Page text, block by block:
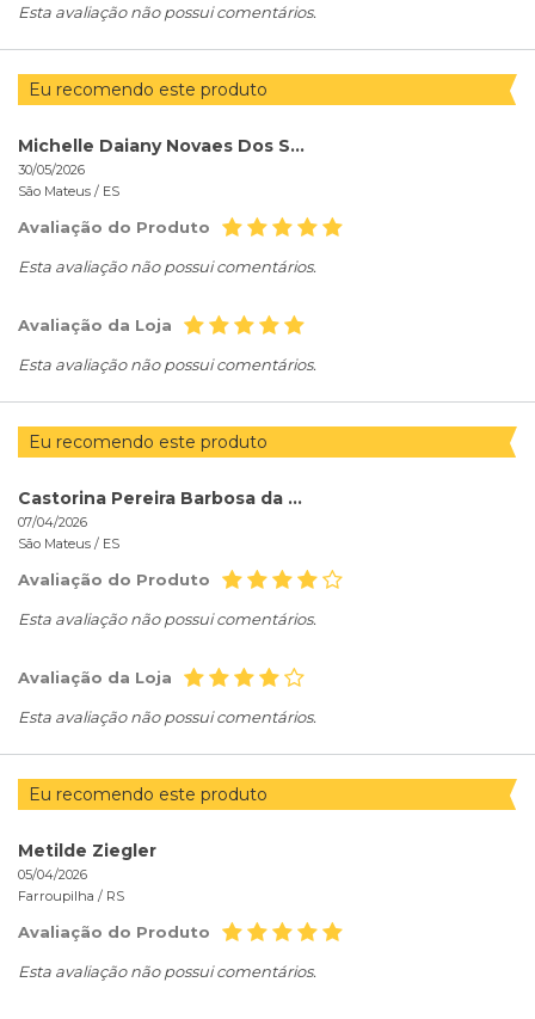
Esta avaliação não possui comentários.
Eu recomendo este produto
Michelle Daiany Novaes Dos Santos
30/05/2026
São Mateus / ES
Avaliação do Produto
Esta avaliação não possui comentários.
Avaliação da Loja
Esta avaliação não possui comentários.
Eu recomendo este produto
Castorina Pereira Barbosa da Rocha
07/04/2026
São Mateus / ES
Avaliação do Produto
Esta avaliação não possui comentários.
Avaliação da Loja
Esta avaliação não possui comentários.
Eu recomendo este produto
Metilde Ziegler
05/04/2026
Farroupilha / RS
Avaliação do Produto
Esta avaliação não possui comentários.